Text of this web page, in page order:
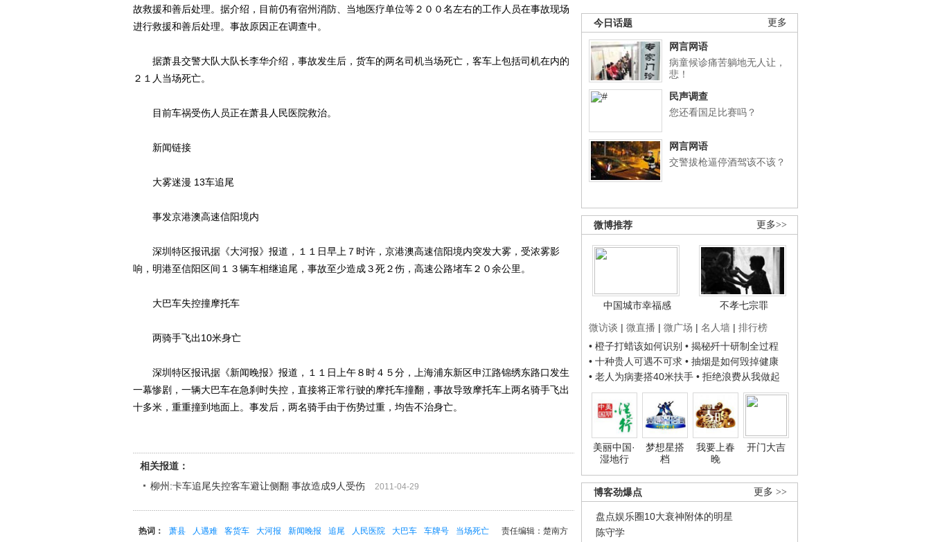
更多
今日话题
网言网语
病童候诊痛苦躺地无人让，
悲！
民声调查
您还看国足比赛吗？
网言网语
交警拔枪逼停酒驾该不该？
更多>>
微博推荐
中国城市幸福感
不孝七宗罪
微访谈 | 微直播 | 微广场 | 名人墙 | 排行榜
• 橙子打蜡该如何识别 • 揭秘歼十研制全过程
• 十种贵人可遇不可求 • 抽烟是如何毁掉健康
• 老人为病妻搭40米扶手 • 拒绝浪费从我做起
美丽中国·
湿地行
梦想星搭
档
我要上春
晚
开门大吉
更多 >>
博客劲爆点
盘点娱乐圈10大衰神附体的明星
陈守学
故救援和善后处理。据介绍，目前仍有宿州消防、当地医疗单位等２００名左右的工作人员在事故现场
进行救援和善后处理。事故原因正在调查中。
据萧县交警大队大队长李华介绍，事故发生后，货车的两名司机当场死亡，客车上包括司机在内的
２１人当场死亡。
目前车祸受伤人员正在萧县人民医院救治。
新闻链接
大雾迷漫 13车追尾
事发京港澳高速信阳境内
深圳特区报讯据《大河报》报道，１１日早上７时许，京港澳高速信阳境内突发大雾，受浓雾影
响，明港至信阳区间１３辆车相继追尾，事故至少造成３死２伤，高速公路堵车２０余公里。
大巴车失控撞摩托车
两骑手飞出10米身亡
深圳特区报讯据《新闻晚报》报道，１１日上午８时４５分，上海浦东新区申江路锦绣东路口发生
一幕惨剧，一辆大巴车在急刹时失控，直接将正常行驶的摩托车撞翻，事故导致摩托车上两名骑手飞出
十多米，重重撞到地面上。事发后，两名骑手由于伤势过重，均告不治身亡。
相关报道：
柳州:卡车追尾失控客车避让侧翻 事故造成9人受伤
2011-04-29
责任编辑：楚南方
热词： 萧县 人遇难 客货车 大河报 新闻晚报 追尾 人民医院 大巴车 车牌号 当场死亡